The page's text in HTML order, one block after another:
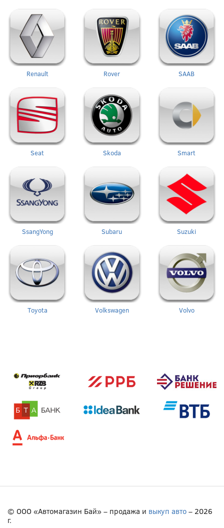
Renault Rover SAAB
Seat Skoda Smart
SsangYong Subaru Suzuki
Toyota Volkswagen Volvo
© ООО «Автомагазин Бай» – продажа и выкуп авто – 2026
г.